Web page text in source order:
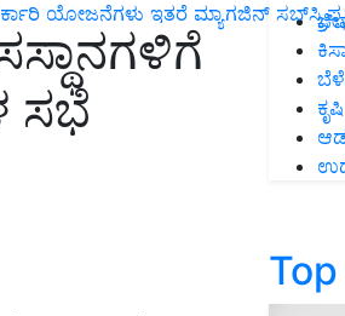
ಯೋಜನೆಗಳು ಇತರೆ ಮ್ಯಾಗಜಿನ್‌
ಸಭೆ